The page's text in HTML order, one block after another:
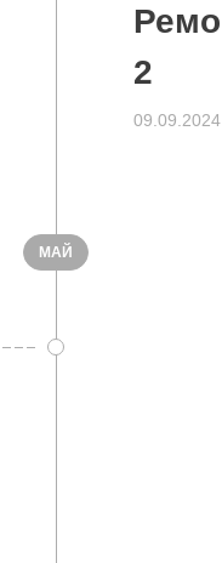
2
09.09.2024
МАЙ